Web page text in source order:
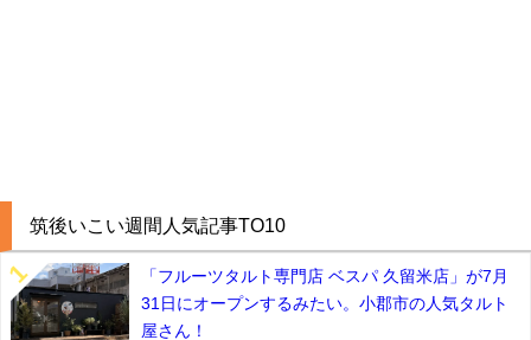
筑後いこい週間人気記事TO10
「フルーツタルト専門店 ベスパ 久留米店」が7月
31日にオープンするみたい。小郡市の人気タルト
屋さん！